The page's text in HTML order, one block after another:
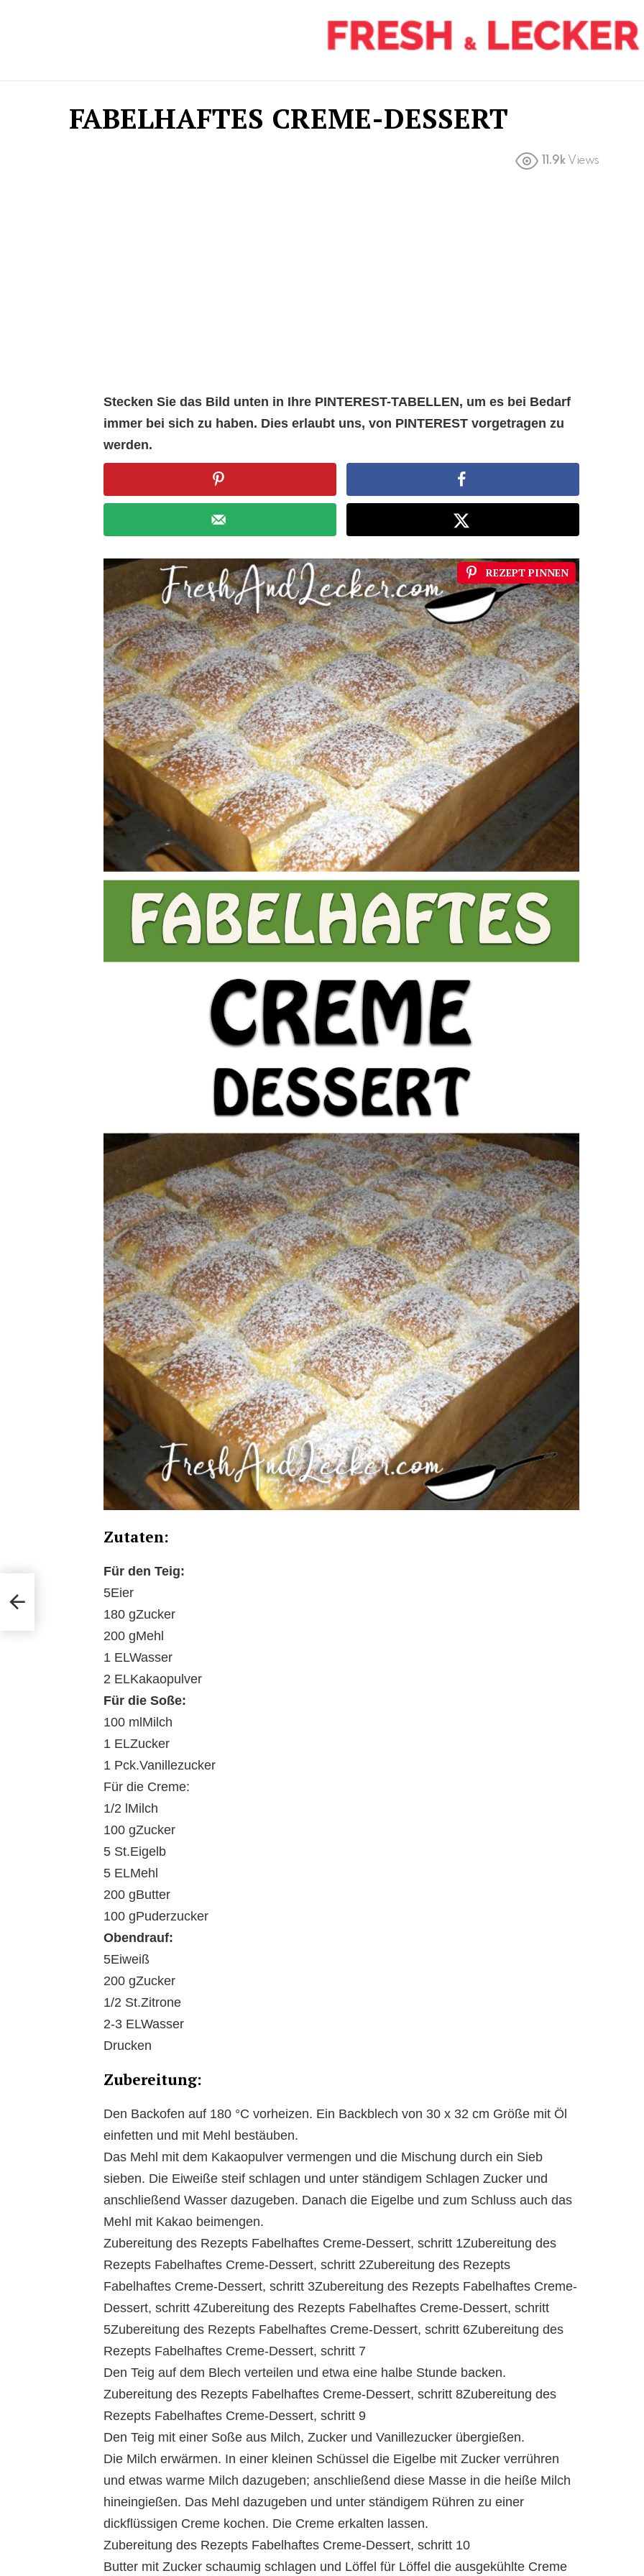
FABELHAFTES CREME-DESSERT
11.9k Views
Stecken Sie das Bild unten in Ihre PINTEREST-TABELLEN, um es bei Bedarf
immer bei sich zu haben. Dies erlaubt uns, von PINTEREST vorgetragen zu
werden.
REZEPT PINNEN
Zutaten:
Für den Teig:
5Eier
180 gZucker
200 gMehl
1 ELWasser
2 ELKakaopulver
Für die Soße:
100 mlMilch
1 ELZucker
1 Pck.Vanillezucker
Für die Creme:
1/2 lMilch
100 gZucker
5 St.Eigelb
5 ELMehl
200 gButter
100 gPuderzucker
Obendrauf:
5Eiweiß
200 gZucker
1/2 St.Zitrone
2-3 ELWasser
Drucken
Zubereitung:
Den Backofen auf 180 °C vorheizen. Ein Backblech von 30 x 32 cm Größe mit Öl
einfetten und mit Mehl bestäuben.
Das Mehl mit dem Kakaopulver vermengen und die Mischung durch ein Sieb
sieben. Die Eiweiße steif schlagen und unter ständigem Schlagen Zucker und
anschließend Wasser dazugeben. Danach die Eigelbe und zum Schluss auch das
Mehl mit Kakao beimengen.
Zubereitung des Rezepts Fabelhaftes Creme-Dessert, schritt 1Zubereitung des
Rezepts Fabelhaftes Creme-Dessert, schritt 2Zubereitung des Rezepts
Fabelhaftes Creme-Dessert, schritt 3Zubereitung des Rezepts Fabelhaftes Creme-
Dessert, schritt 4Zubereitung des Rezepts Fabelhaftes Creme-Dessert, schritt
5Zubereitung des Rezepts Fabelhaftes Creme-Dessert, schritt 6Zubereitung des
Rezepts Fabelhaftes Creme-Dessert, schritt 7
Den Teig auf dem Blech verteilen und etwa eine halbe Stunde backen.
Zubereitung des Rezepts Fabelhaftes Creme-Dessert, schritt 8Zubereitung des
Rezepts Fabelhaftes Creme-Dessert, schritt 9
Den Teig mit einer Soße aus Milch, Zucker und Vanillezucker übergießen.
Die Milch erwärmen. In einer kleinen Schüssel die Eigelbe mit Zucker verrühren
und etwas warme Milch dazugeben; anschließend diese Masse in die heiße Milch
hineingießen. Das Mehl dazugeben und unter ständigem Rühren zu einer
dickflüssigen Creme kochen. Die Creme erkalten lassen.
Zubereitung des Rezepts Fabelhaftes Creme-Dessert, schritt 10
Butter mit Zucker schaumig schlagen und Löffel für Löffel die ausgekühlte Creme